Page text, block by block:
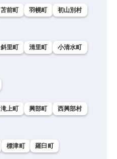
苫前町 羽幌町
初山別村
斜里町 清里町
小清水町
滝上町 興部町
西興部村
標津町 羅臼町